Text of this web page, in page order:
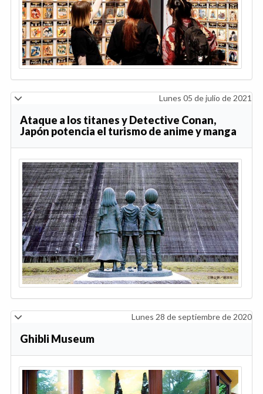
Lunes 05 de julio de 2021
Ataque a los titanes y Detective Conan,
Japón potencia el turismo de anime y manga
Lunes 28 de septiembre de 2020
Ghibli Museum